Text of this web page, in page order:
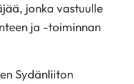
jonka vastuulle
ja -toiminnan
Sydänliiton